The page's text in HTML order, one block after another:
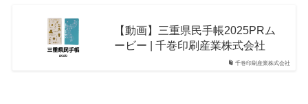
千巻印刷産業株式会社
【動画】三重県民手帳2025PRム
ービー | 千巻印刷産業株式会社